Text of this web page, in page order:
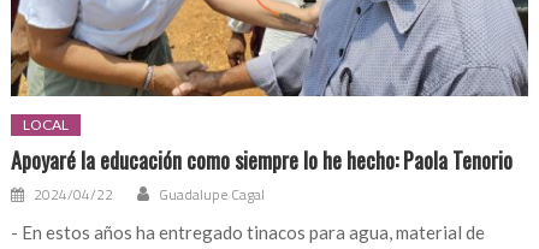
LOCAL
Apoyaré la educación como siempre lo he hecho: Paola Tenorio
2024/04/22 Guadalupe Cagal
- En estos años ha entregado tinacos para agua, material de